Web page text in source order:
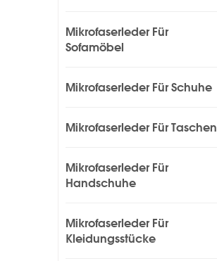
Mikrofaserleder Für
Sofamöbel
Mikrofaserleder Für Schuhe
Mikrofaserleder Für Taschen
Mikrofaserleder Für
Handschuhe
Mikrofaserleder Für
Kleidungsstücke